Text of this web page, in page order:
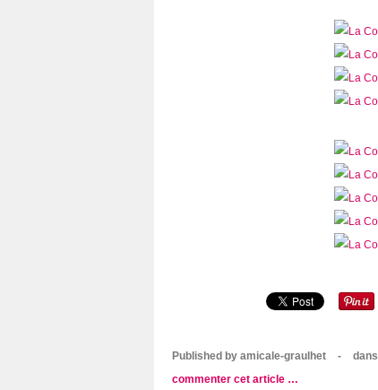
Published by amicale-graulhet - dans
commenter cet article …